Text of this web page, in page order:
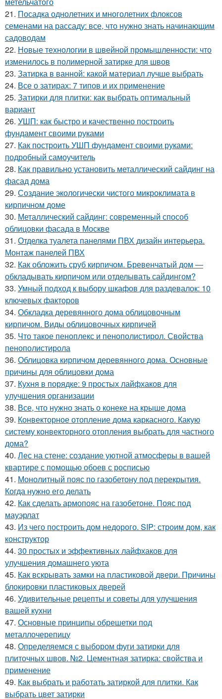
21. Посадка однолетних и многолетних флоксов
семенами на рассаду: все, что нужно знать начинающим
садоводам
22. Новые технологии в швейной промышленности: что
изменилось в полимерной затирке для швов
23. Затирка в ванной: какой материал лучше выбрать
24. Все о затирах: 7 типов и их применение
25. Затирки для плитки: как выбрать оптимальный
вариант
26. УШП: как быстро и качественно построить
фундамент своими руками
27. Как построить УШП фундамент своими руками:
подробный самоучитель
28. Как правильно установить металлический сайдинг на
фасад дома
29. Создание экологически чистого микроклимата в
кирпичном доме
30. Металлический сайдинг: современный способ
облицовки фасада в Москве
31. Отделка туалета панелями ПВХ дизайн интерьера.
Монтаж панелей ПВХ
32. Как обложить сруб кирпичом. Бревенчатый дом —
обкладывать кирпичом или отделывать сайдингом?
33. Умный подход к выбору шкафов для раздевалок: 10
ключевых факторов
34. Обкладка деревянного дома облицовочным
кирпичом. Виды облицовочных кирпичей
35. Что такое пеноплекс и пенополистирол. Свойства
пенополистирола
36. Облицовка кирпичом деревянного дома. Основные
причины для облицовки дома
37. Кухня в порядке: 9 простых лайфхаков для
улучшения организации
38. Все, что нужно знать о конеке на крыше дома
39. Конвекторное отопление дома каркасного. Какую
систему конвекторного отопления выбрать для частного
дома?
40. Лес на стене: создание уютной атмосферы в вашей
квартире с помощью обоев с росписью
41. Монолитный пояс по газобетону под перекрытия.
Когда нужно его делать
42. Как сделать армопояс на газобетоне. Пояс под
мауэрлат
43. Из чего построить дом недорого. SIP: строим дом, как
конструктор
44. 30 простых и эффективных лайфхаков для
улучшения домашнего уюта
45. Как вскрывать замки на пластиковой двери. Причины
блокировки пластиковых дверей
46. Удивительные рецепты и советы для улучшения
вашей кухни
47. Основные принципы обрешетки под
металлочерепицу
48. Определяемся с выбором фуги затирки для
плиточных швов. №2. Цементная затирка: свойства и
применение
49. Как выбрать и работать затиркой для плитки. Как
выбрать цвет затирки